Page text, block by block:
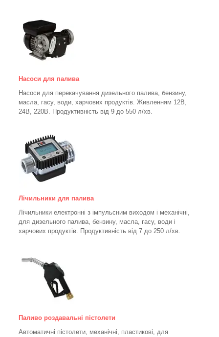
Насоси для палива
Насоси для перекачування дизельного палива, бензину,
масла, гасу, води, харчових продуктів. Живленням 12В,
24В, 220В. Продуктивність від 9 до 550 л/хв.
Лічильники для палива
Лічильники електронні з імпульсним виходом і механічні,
для дизельного палива, бензину, масла, гасу, води і
харчових продуктів. Продуктивність від 7 до 250 л/хв.
Паливо роздавальні пістолети
Автоматичні пістолети, механічні, пластикові, для